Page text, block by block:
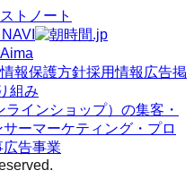
報保護方針採用情報 広告掲
組み
インショップ）の集客・
ーマーケティング・プロ
広告事業